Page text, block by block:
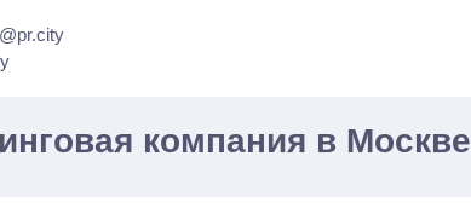
компания в Москве